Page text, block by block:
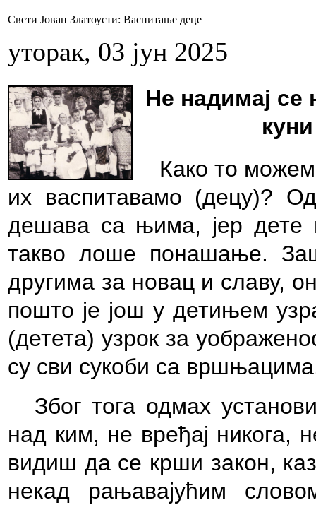
Свети Јован Златоусти: Васпитање деце
уторак, 03 јун 2025
Не надимај се
Како то
их васпитавамо (децу)?
дешава са њима, јер дете
такво лоше понашање.
другима за новац и славу,
пошто је још у детињем
(детета) узрок за
су сви сукоби са
Због тога одмах
над ким, не вређај никога,
видиш да се крши закон,
некад рањавајућим